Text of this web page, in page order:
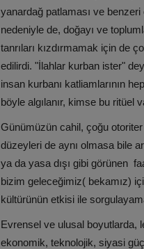
yanardağ patlaması ve
nedeniyle de, doğayı ve
tanrıları kızdırmamak için de
edilirdi. "İlahlar kurban ister"
insan kurbanı katliamlarının
böyle algılanır, kimse bu ritüel
Günümüzün cahil, çoğu
düzeyleri de aynı olmasa bile
ya da yasa dışı gibi görünen
bizim geleceğimiz( bekamız)
kültürünün etkisi ile
Evrensel ve ulusal boyutlarda,
ekonomik, teknolojik, siyasi